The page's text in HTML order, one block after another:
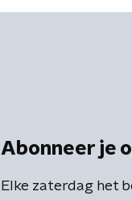
Abonneer je
Elke zaterdag het